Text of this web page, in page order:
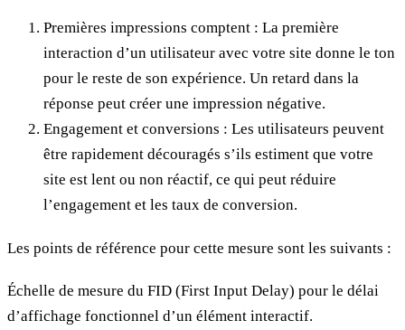
Premières impressions comptent : La première
interaction d’un utilisateur avec votre site donne le ton
pour le reste de son expérience. Un retard dans la
réponse peut créer une impression négative.
Engagement et conversions : Les utilisateurs peuvent
être rapidement découragés s’ils estiment que votre
site est lent ou non réactif, ce qui peut réduire
l’engagement et les taux de conversion.
Les points de référence pour cette mesure sont les suivants :
Échelle de mesure du FID (First Input Delay) pour le délai
d’affichage fonctionnel d’un élément interactif.